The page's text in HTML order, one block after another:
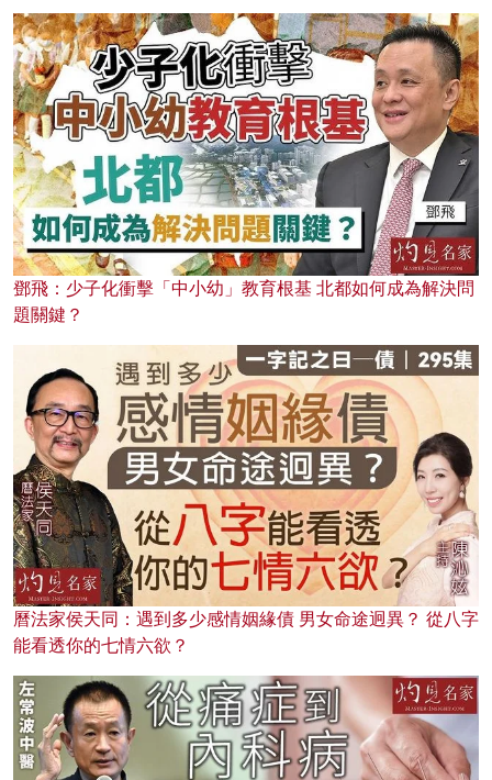
鄧飛：少子化衝擊「中小幼」教育根基 北都如何成為解決問
題關鍵？
曆法家侯天同：遇到多少感情姻緣債 男女命途迥異？ 從八字
能看透你的七情六欲？